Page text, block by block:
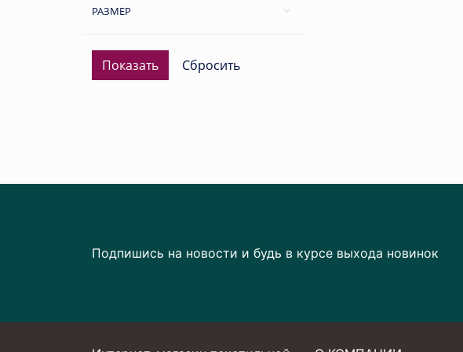
РАЗМЕР
Подпишись на новости и будь в курсе выхода новинок